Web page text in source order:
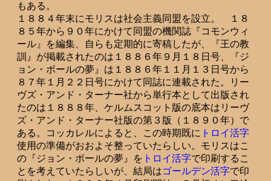
もある。
１８８４年末にモリスは社会主義同盟を設立。 １８
８５年から９０年にかけて同盟の機関誌『コモンウィ
ール』を編集、自らも定期的に寄稿したが、『王の教
訓』が掲載されたのは１８８６年９月１８日号、『ジ
ョン・ボールの夢』は１８８６年１１月１３日号から
８７年１月２２日号にかけて同誌に連載された。リー
ヴズ・アンド・ターナー社から単行本として出版され
たのは１８８８年、ケルムスコット版の底本はリーヴ
ズ・アンド・ターナー社版の第３版（１８９０年）で
ある。コッカレルによると、この時期既に トロイ活字
使用の準備がおおよそ整っていたらしい。モリスはこ
の『ジョン・ボールの夢』を トロイ活字で印刷するこ
とを考えていたらしいが、結局はゴールデン活字で印